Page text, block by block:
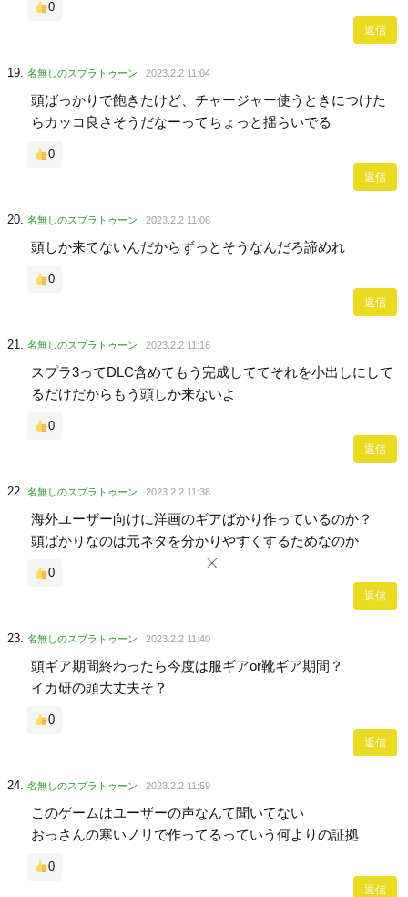
0
返信
名無しのスプラトゥーン 2023.2.2 11:04
頭ばっかりで飽きたけど、チャージャー使うときにつけた
らカッコ良さそうだなーってちょっと揺らいでる
0
返信
名無しのスプラトゥーン 2023.2.2 11:06
頭しか来てないんだからずっとそうなんだろ諦めれ
0
返信
名無しのスプラトゥーン 2023.2.2 11:16
スプラ3ってDLC含めてもう完成しててそれを小出しにして
るだけだからもう頭しか来ないよ
0
返信
名無しのスプラトゥーン 2023.2.2 11:38
海外ユーザー向けに洋画のギアばかり作っているのか？
頭ばかりなのは元ネタを分かりやすくするためなのか
0
返信
名無しのスプラトゥーン 2023.2.2 11:40
頭ギア期間終わったら今度は服ギアor靴ギア期間？
イカ研の頭大丈夫そ？
0
返信
名無しのスプラトゥーン 2023.2.2 11:59
このゲームはユーザーの声なんて聞いてない
おっさんの寒いノリで作ってるっていう何よりの証拠
0
返信